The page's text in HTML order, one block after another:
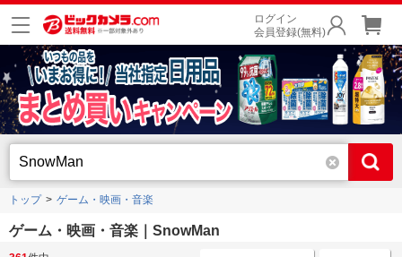
ログイン
会員登録(無料)
トップ ゲーム・映画・音楽
ゲーム・映画・音楽｜SnowMan